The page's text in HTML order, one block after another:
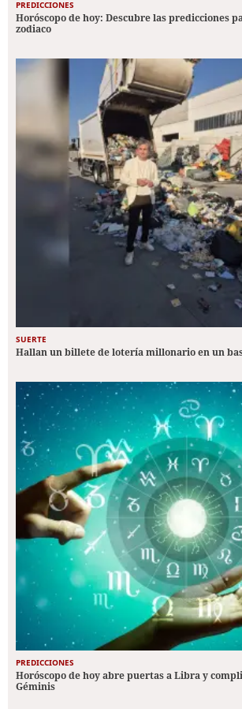
PREDICCIONES
Horóscopo de hoy: Descubre las predicciones
zodiaco
SUERTE
Hallan un billete de lotería millonario en un
PREDICCIONES
Horóscopo de hoy abre puertas a Libra y
Géminis